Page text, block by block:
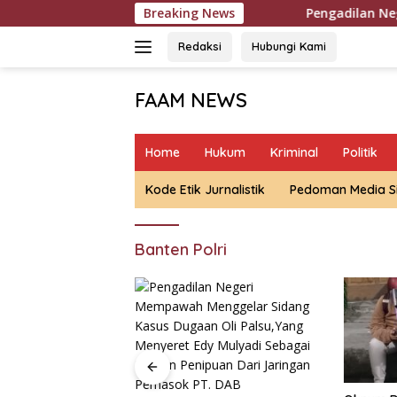
ke
Breaking News Pengadilan Negeri
Redaksi Hubungi Kami
FAAM NEWS
Fakta,
Aspirasi
Home Hukum Kriminal Politik
Kode Etik Jurnalistik Pedoman Media
Banten Polri